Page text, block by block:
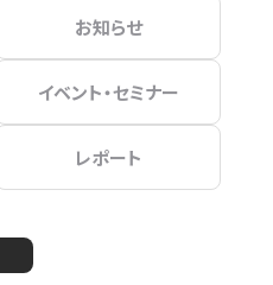
お知らせ
イベント・セミナー
レポート